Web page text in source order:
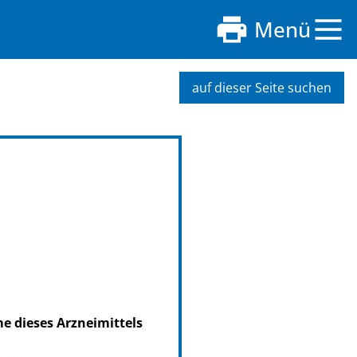
Menü
auf dieser Seite suchen
dieses Arzneimittels